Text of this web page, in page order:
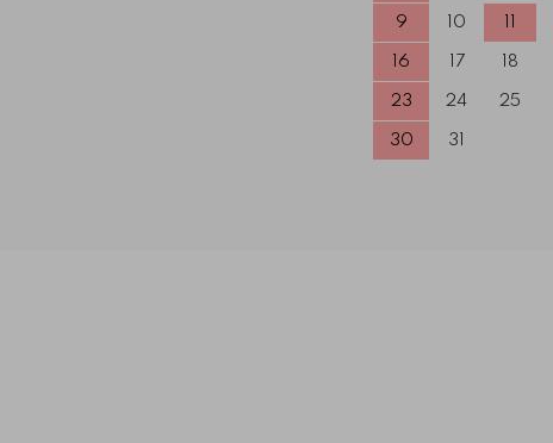
9 10
16 17 18
23 24 25
30 31